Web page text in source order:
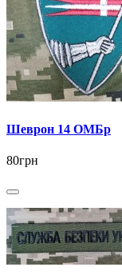
Шеврон 14 ОМБр
80грн